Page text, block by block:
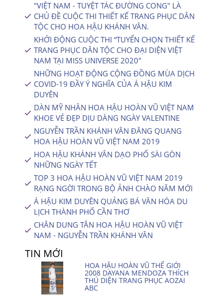
"VIỆT NAM - TUYỆT TÁC ĐƯỜNG CONG" LÀ
CHỦ ĐỀ CUỘC THI THIẾT KẾ TRANG PHỤC DÂN
TỘC CHO HOA HẬU KHÁNH VÂN.
KHỞI ĐỘNG CUỘC THI “TUYỂN CHỌN THIẾT KẾ
TRANG PHỤC DÂN TỘC CHO ĐẠI DIỆN VIỆT
NAM TẠI MISS UNIVERSE 2020″
NHỮNG HOẠT ĐỘNG CỘNG ĐỒNG MÙA DỊCH
COVID-19 ĐẦY Ý NGHĨA CỦA Á HẬU KIM
DUYÊN
DÀN MỸ NHÂN HOA HẬU HOÀN VŨ VIỆT NAM
KHOE VẺ ĐẸP DỊU DÀNG NGÀY VALENTINE
NGUYỄN TRẦN KHÁNH VÂN ĐĂNG QUANG
HOA HẬU HOÀN VŨ VIỆT NAM 2019
HOA HẬU KHÁNH VÂN DẠO PHỐ SÀI GÒN
NHỮNG NGÀY TẾT
TOP 3 HOA HẬU HOÀN VŨ VIỆT NAM 2019
RẠNG NGỜI TRONG BỘ ẢNH CHÀO NĂM MỚI
Á HẬU KIM DUYÊN QUẢNG BÁ VĂN HÓA DU
LỊCH THÀNH PHỐ CẦN THƠ
CHÂN DUNG TÂN HOA HẬU HOÀN VŨ VIỆT
NAM - NGUYỄN TRẦN KHÁNH VÂN
TIN MỚI
HOA HẬU HOÀN VŨ THẾ GIỚI
2008 DAYANA MENDOZA THÍCH
THÚ DIỆN TRANG PHỤC AOZAI
ABC